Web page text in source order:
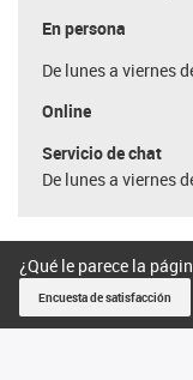
En persona
De lunes a viernes
Online
Servicio de chat
De lunes a viernes
¿Qué le parece la
Encuesta de satisfacción